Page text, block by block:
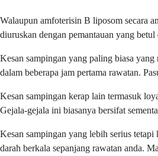
Walaupun amfoterisin B liposom secara
diuruskan dengan pemantauan yang
Kesan sampingan yang paling biasa
dalam beberapa jam pertama rawatan.
Kesan sampingan kerap lain termasuk
Gejala-gejala ini biasanya bersifat
Kesan sampingan yang lebih serius
darah berkala sepanjang rawatan anda.